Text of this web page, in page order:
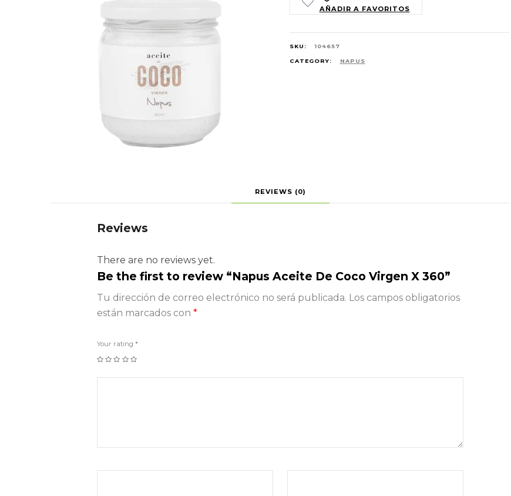
AÑADIR A FAVORITOS
SKU: 104657
CATEGORY: NAPUS
REVIEWS (0)
Reviews
There are no reviews yet.
Be the first to review “Napus Aceite De Coco Virgen X 360”
Tu dirección de correo electrónico no será publicada. Los campos obligatorios
están marcados con *
Your rating *
1 2 3